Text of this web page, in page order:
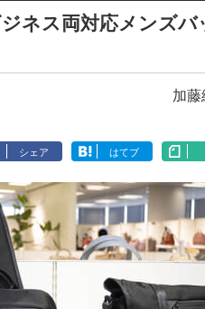
ネス両対応メンズバ
加藤
シェア はてブ